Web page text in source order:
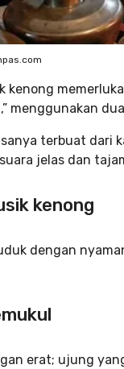
kenong
menggunakan
terbuat dari
jelas dan
kenong
dengan
erat; ujung